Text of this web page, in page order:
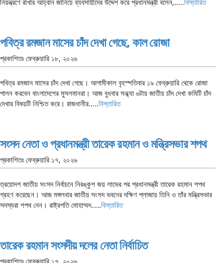
নিয়ন্ত্রণে রাখার আহ্বান জানিয়ে ব্যবসায়ীদের উদ্দেশ করে প্রধানমন্ত্রী বলেন,…..বিস্তারিত
পবিত্র রমজান মাসের চাঁদ দেখা গেছে, কাল রোজা
প্রকাশিতঃ ফেব্রুয়ারি ১৮, ২০২৬
পবিত্র রমজান মাসের চাঁদ দেখা গেছে। আগামীকাল বৃহস্পতিবার ১৯ ফেব্রুয়ারি থেকে রোজা
পালন করবেন বাংলাদেশের মুসলমানরা। আজ বুধবার সন্ধ্যা ৬টায় জাতীয় চাঁদ দেখা কমিটি চাঁদ
দেখার বিষয়টি নিশ্চিত করে। রাজধানীর…..বিস্তারিত
সংসদ নেতা ও প্রধানমন্ত্রী তারেক রহমান ও মন্ত্রিসভার শপথ
প্রকাশিতঃ ফেব্রুয়ারি ১৭, ২০২৬
ত্রয়োদশ জাতীয় সংসদ নির্বাচনে নিরঙ্কুশ জয় লাভের পর প্রধানমন্ত্রী তারেক রহমান শপথ
গ্রহণ করেছেন। আজ মঙ্গলবার জাতীয় সংসদ ভবনের দক্ষিণ প্লাজায় তিনি ও তাঁর মন্ত্রিসভার
সদস্যরা শপথ নেন। রাষ্ট্রপতি মোহাম্মদ…..বিস্তারিত
তারেক রহমান সংসদীয় দলের নেতা নির্বাচিত